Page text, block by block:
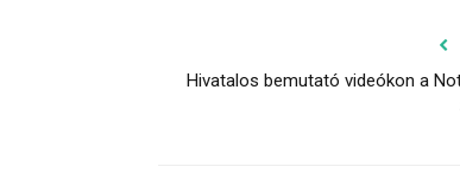
Hivatalos bemutató videókon a